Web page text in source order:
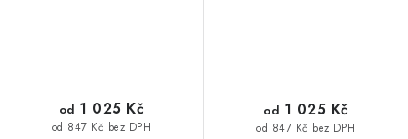
od 847 Kč bez DPH
od 1 025 Kč
od 847 Kč bez DPH
od 1 025 Kč